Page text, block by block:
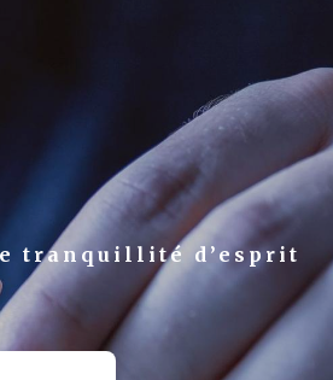
tranquillité d’esprit